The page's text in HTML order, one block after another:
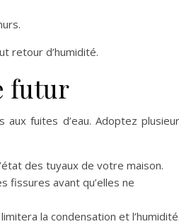
retour d’humidité.
futur
fuites d’eau. Adoptez
des tuyaux de votre maison.
fissures avant qu’elles ne
la condensation et